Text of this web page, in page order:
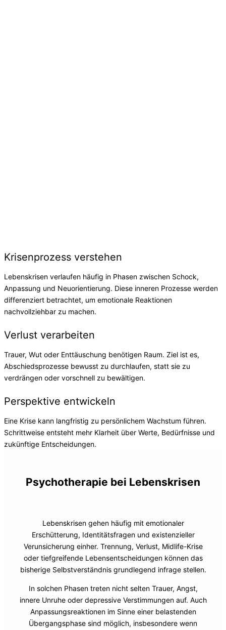
Krisenprozess verstehen
Lebenskrisen verlaufen häufig in Phasen zwischen Schock,
Anpassung und Neuorientierung. Diese inneren Prozesse werden
differenziert betrachtet, um emotionale Reaktionen
nachvollziehbar zu machen.
Verlust verarbeiten
Trauer, Wut oder Enttäuschung benötigen Raum. Ziel ist es,
Abschiedsprozesse bewusst zu durchlaufen, statt sie zu
verdrängen oder vorschnell zu bewältigen.
Perspektive entwickeln
Eine Krise kann langfristig zu persönlichem Wachstum führen.
Schrittweise entsteht mehr Klarheit über Werte, Bedürfnisse und
zukünftige Entscheidungen.
Psychotherapie bei Lebenskrisen
Lebenskrisen gehen häufig mit emotionaler
Erschütterung, Identitätsfragen und existenzieller
Verunsicherung einher. Trennung, Verlust, Midlife-Krise
oder tiefgreifende Lebensentscheidungen können das
bisherige Selbstverständnis grundlegend infrage stellen.
In solchen Phasen treten nicht selten Trauer, Angst,
innere Unruhe oder depressive Verstimmungen auf. Auch
Anpassungsreaktionen im Sinne einer belastenden
Übergangsphase sind möglich, insbesondere wenn